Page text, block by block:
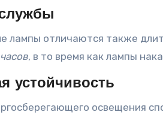
лампы отличаются также
, в то время как лампы
устойчивость
освещения